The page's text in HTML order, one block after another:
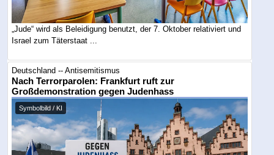
„Jude“ wird als Beleidigung benutzt, der 7. Oktober relativiert und
Israel zum Täterstaat ...
Deutschland -- Antisemitismus
Nach Terrorparolen: Frankfurt ruft zur
Großdemonstration gegen Judenhass
Symbolbild / KI